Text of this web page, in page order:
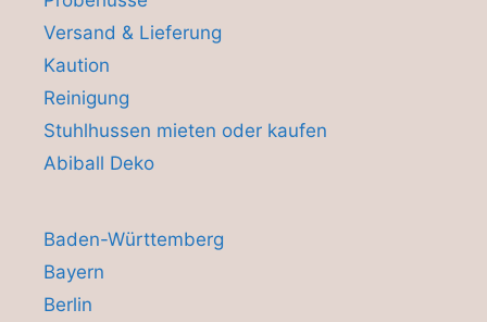
Versand & Lieferung
Kaution
Reinigung
Stuhlhussen mieten oder kaufen
Abiball Deko
Baden-Württemberg
Bayern
Berlin